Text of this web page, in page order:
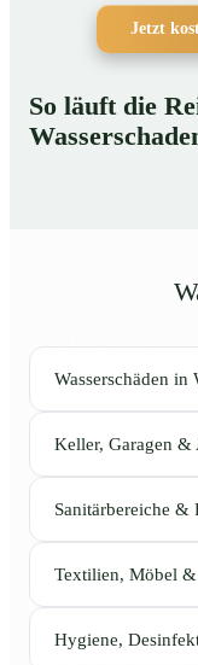
Jetzt
So läuft die
Wasserschäden
Keller, Garagen &
Sanitärbereiche &
Textilien, Möbel &
Hygiene,